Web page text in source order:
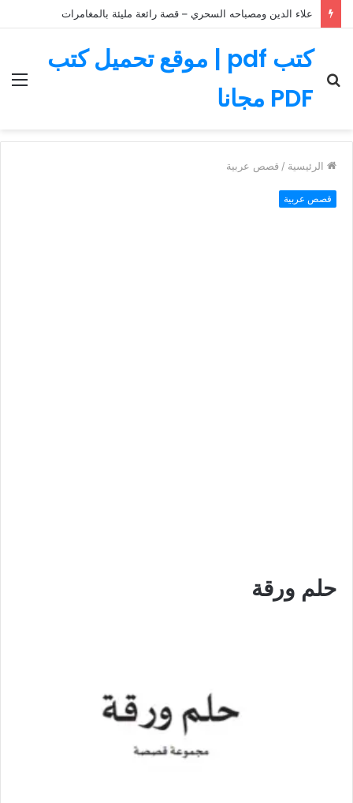
علاء الدين ومصباحه السحري – قصة رائعة مليئة بالمغامرات
كتب pdf | موقع تحميل كتب
PDF مجاناعن
الرئيسية / قصص عربية
قصص عربية
حلم ورقة